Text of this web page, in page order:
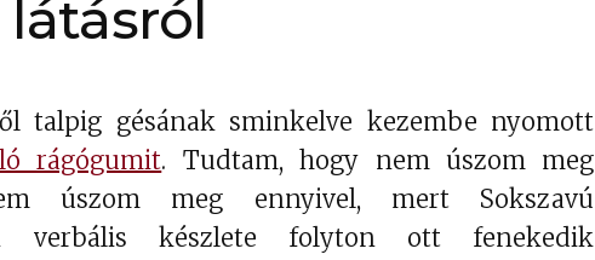
talpig gésának sminkelve kezembe nyomott
rágógumit. Tudtam, hogy nem úszom meg
úszom meg ennyivel, mert Sokszavú
verbális készlete folyton ott fenekedik